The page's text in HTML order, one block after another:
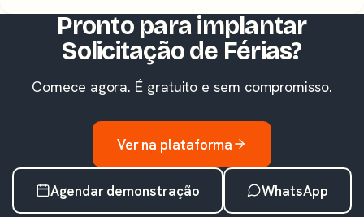
Pronto para implantar
Solicitação de Férias?
Comece agora. É gratuito e sem compromisso.
Ver na plataforma
Agendar demonstração WhatsApp